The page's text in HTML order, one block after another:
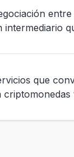
intermediario
que
criptomonedas